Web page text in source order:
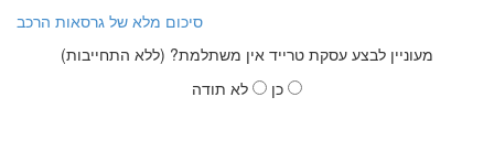
סיכום מלא של גרסאות הרכב
מעוניין לבצע עסקת טרייד אין משתלמת? (ללא התחייבות)
כן
לא תודה